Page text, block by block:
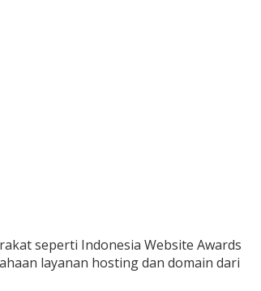
seperti Indonesia Website Awards
layanan hosting dan domain dari